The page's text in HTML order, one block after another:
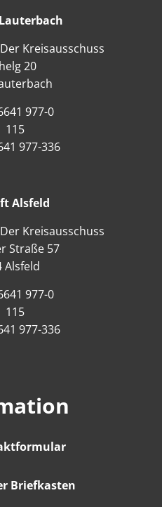
Kreisausschuss
20
977-0
115
977-336
Alsfeld
Kreisausschuss
Straße 57
Alsfeld
977-0
115
977-336
Briefkasten